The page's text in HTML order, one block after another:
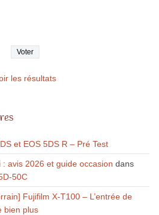
les résultats
et EOS 5DS R – Pré Test
avis 2026 et guide occasion dans
50C
Fujifilm X-T100 – L’entrée de
bien plus